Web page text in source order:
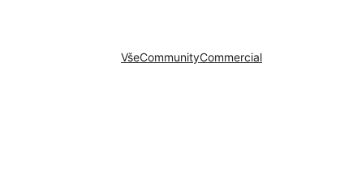
VšeCommunityCommercial